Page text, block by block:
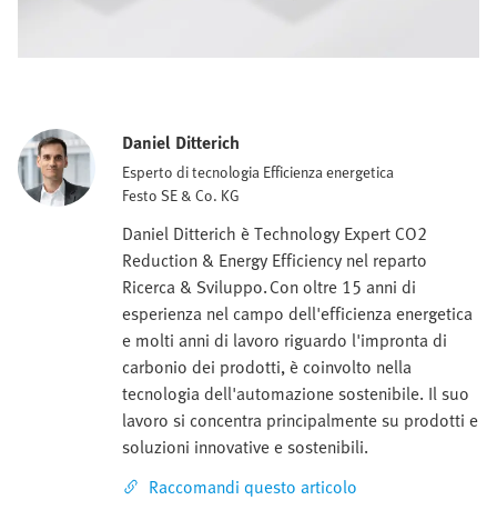
Daniel Ditterich
Esperto di tecnologia Efficienza energetica
Festo SE & Co. KG
Daniel Ditterich è Technology Expert CO2
Reduction & Energy Efficiency nel reparto
Ricerca & Sviluppo. Con oltre 15 anni di
esperienza nel campo dell'efficienza energetica
e molti anni di lavoro riguardo l'impronta di
carbonio dei prodotti, è coinvolto nella
tecnologia dell'automazione sostenibile. Il suo
lavoro si concentra principalmente su prodotti e
soluzioni innovative e sostenibili.
Raccomandi questo articolo